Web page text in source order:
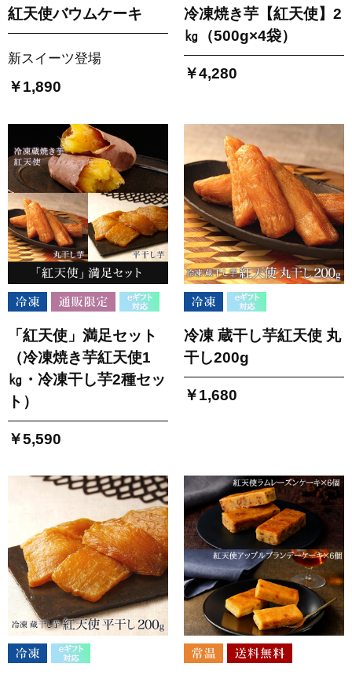
紅天使バウムケーキ
新スイーツ登場
￥1,890
冷凍焼き芋【紅天使】2
㎏（500g×4袋）
￥4,280
「紅天使」満足セット
（冷凍焼き芋紅天使1
㎏・冷凍干し芋2種セッ
ト）
￥5,590
冷凍 蔵干し芋紅天使 丸
干し200g
￥1,680